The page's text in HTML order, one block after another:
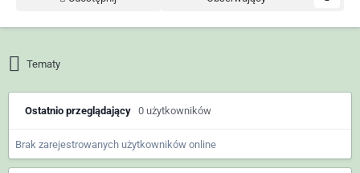
Tematy
Ostatnio przeglądający 0 użytkowników
Brak zarejestrowanych użytkowników online